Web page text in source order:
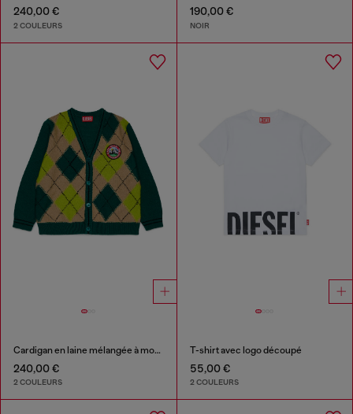
240,00 €
2 COULEURS
190,00 €
NOIR
Cardigan en laine mélangée à motif argyle
240,00 €
2 COULEURS
T-shirt avec logo découpé
55,00 €
2 COULEURS